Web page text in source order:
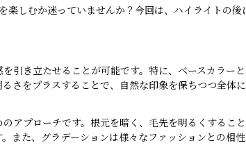
しむか迷っていませんか？今回は、ハイライトの後
引き立たせることが可能です。特に、ベースカラー
さをプラスすることで、自然な印象を保ちつつ全体に
アプローチです。根元を暗く、毛先を明るくするこ
また、グラデーションは様々なファッションとの相